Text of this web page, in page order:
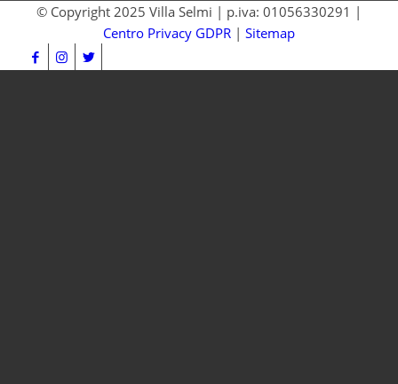
© Copyright 2025 Villa Selmi | p.iva: 01056330291 |
Centro Privacy GDPR| Sitemap